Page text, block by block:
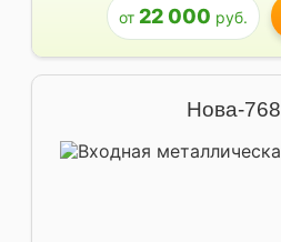
от 22 000 руб.
Нова-768